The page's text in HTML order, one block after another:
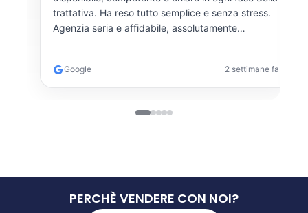
trattativa. Ha reso tutto semplice e senza stress.
Agenzia seria e affidabile, assolutamente
Google 2 settimane fa
PERCHÈ VENDERE CON NOI?